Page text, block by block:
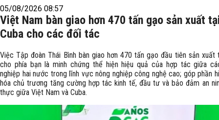
05/08/2026 08:57
Việt Nam bàn giao hơn 470 tấn gạo sản xuất
Cuba cho các đối tác
Việc Tập đoàn Thái Bình bàn giao hơn 470 tấn gạo đầu tiên sản xuất
cho phía bạn là minh chứng thể hiện hiệu quả của hợp tác giữa
nghiệp hai nước trong lĩnh vực nông nghiệp công nghệ cao; góp phần
hóa chủ trương tăng cường hợp tác kinh tế, đầu tư và bảo đảm an
thực giữa Việt Nam và Cuba.